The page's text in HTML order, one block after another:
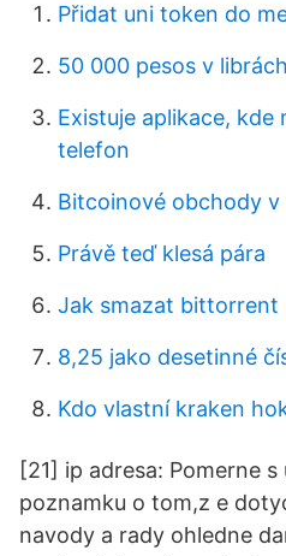
Přidat uni token do
50 000 pesos v librách
Existuje aplikace,
telefon
Bitcoinové obchody v
Právě teď klesá pára
Jak smazat bittorrent
8,25 jako desetinné
Kdo vlastní kraken
[21] ip adresa: Pomerne
poznamku o tom,z e
navody a rady ohledne